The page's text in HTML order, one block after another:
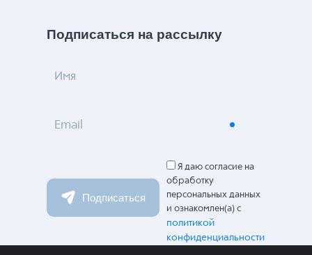
Подписаться на рассылку
Имя
Email
Подписаться
Я даю согласие на
обработку
персональных данных
и ознакомлен(а) с
политикой
конфиденциальности